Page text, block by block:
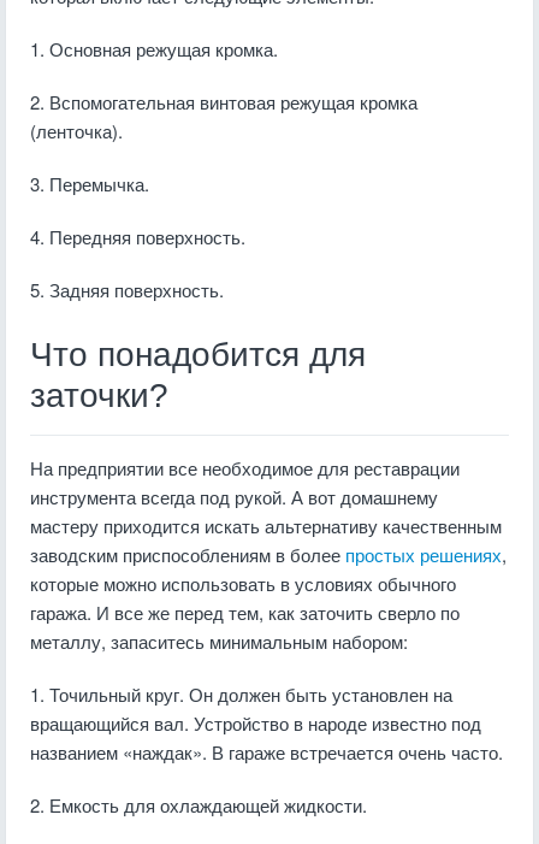
1. Основная режущая кромка.
2. Вспомогательная винтовая режущая кромка
(ленточка).
3. Перемычка.
4. Передняя поверхность.
5. Задняя поверхность.
Что понадобится для
заточки?
На предприятии все необходимое для реставрации
инструмента всегда под рукой. А вот домашнему
мастеру приходится искать альтернативу качественным
заводским приспособлениям в более простых решениях,
которые можно использовать в условиях обычного
гаража. И все же перед тем, как заточить сверло по
металлу, запаситесь минимальным набором:
1. Точильный круг. Он должен быть установлен на
вращающийся вал. Устройство в народе известно под
названием «наждак». В гараже встречается очень часто.
2. Емкость для охлаждающей жидкости.